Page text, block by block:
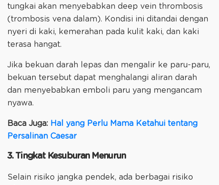
tungkai akan menyebabkan deep vein thrombosis
(trombosis vena dalam). Kondisi ini ditandai dengan
nyeri di kaki, kemerahan pada kulit kaki, dan kaki
terasa hangat.
Jika bekuan darah lepas dan mengalir ke paru-paru,
bekuan tersebut dapat menghalangi aliran darah
dan menyebabkan emboli paru yang mengancam
nyawa.
Baca Juga: Hal yang Perlu Mama Ketahui tentang
Persalinan Caesar
3. Tingkat Kesuburan Menurun
Selain risiko jangka pendek, ada berbagai risiko